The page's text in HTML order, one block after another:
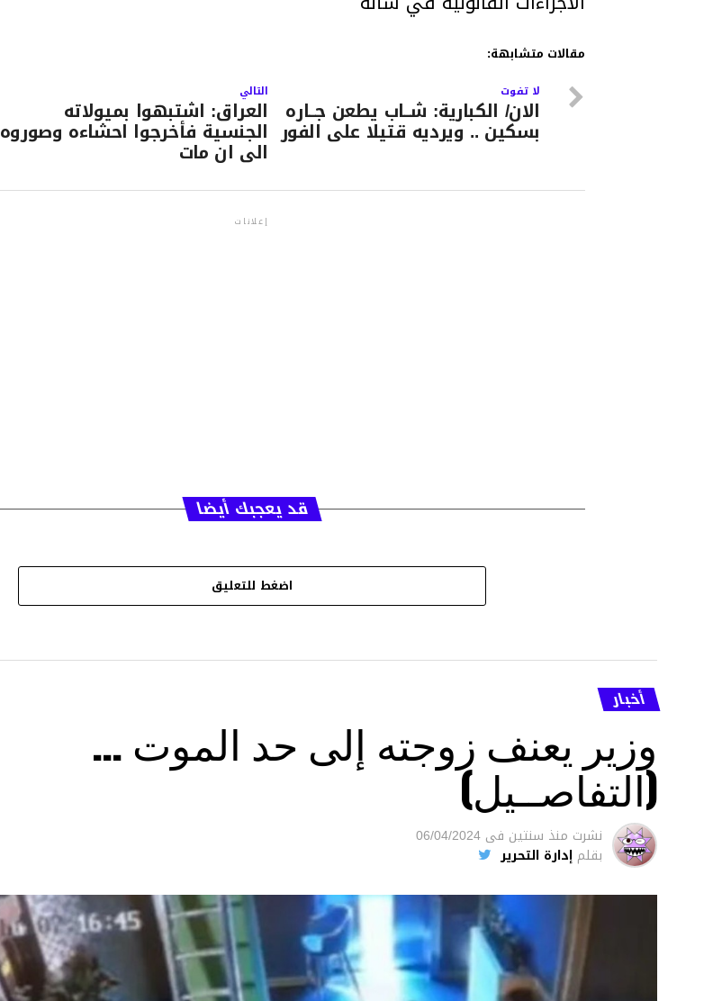
مقالات متشابهة:
التالي
العراق: اشتبهوا بميولاته
الجنسية فأخرجوا احشاءه وصوروه
الى ان مات
لا تفوت
الان/ الكبارية: شــاب يطعن جــاره
بسكين .. ويرديه قتيلا على الفور
إعلانات
قد يعجبك أيضا
اضغط للتعليق
أخبار
وزير يعنف زوجته إلى حد الموت …
(التفاصــيل)
نشرت منذ سنتين فى 06/04/2024
بقلم إدارة التحرير